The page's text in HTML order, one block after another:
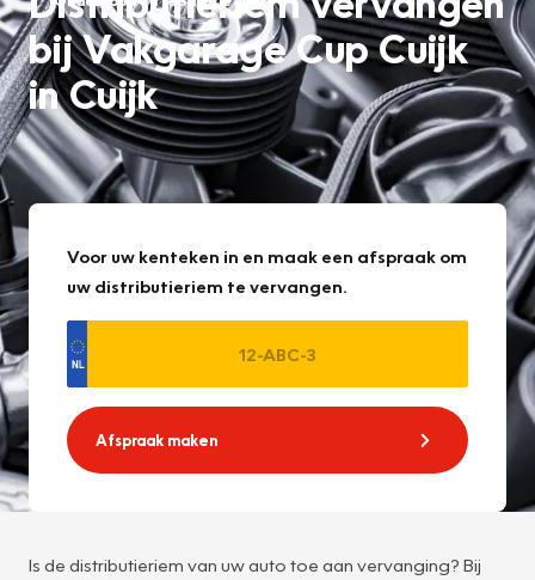
bij Vakgarage Cup Cuijk
in Cuijk
Voor uw kenteken in en maak een afspraak om
uw distributieriem te vervangen.
Afspraak maken
Is de distributieriem van uw auto toe aan vervanging? Bij